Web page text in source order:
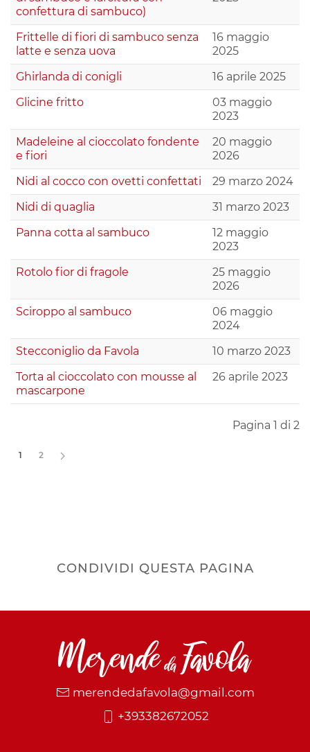
confettura di sambuco)
Frittelle di fiori di sambuco senza
latte e senza uova
16 maggio
2025
Ghirlanda di conigli
16 aprile 2025
Glicine fritto
03 maggio
2023
Madeleine al cioccolato fondente
e fiori
20 maggio
2026
Nidi al cocco con ovetti confettati
29 marzo 2024
Nidi di quaglia
31 marzo 2023
Panna cotta al sambuco
12 maggio
2023
Rotolo fior di fragole
25 maggio
2026
Sciroppo al sambuco
06 maggio
2024
Stecconiglio da Favola
10 marzo 2023
Torta al cioccolato con mousse al
mascarpone
26 aprile 2023
Pagina 1 di 2
1 2
CONDIVIDI QUESTA PAGINA
merendedafavola@gmail.com
+393382672052